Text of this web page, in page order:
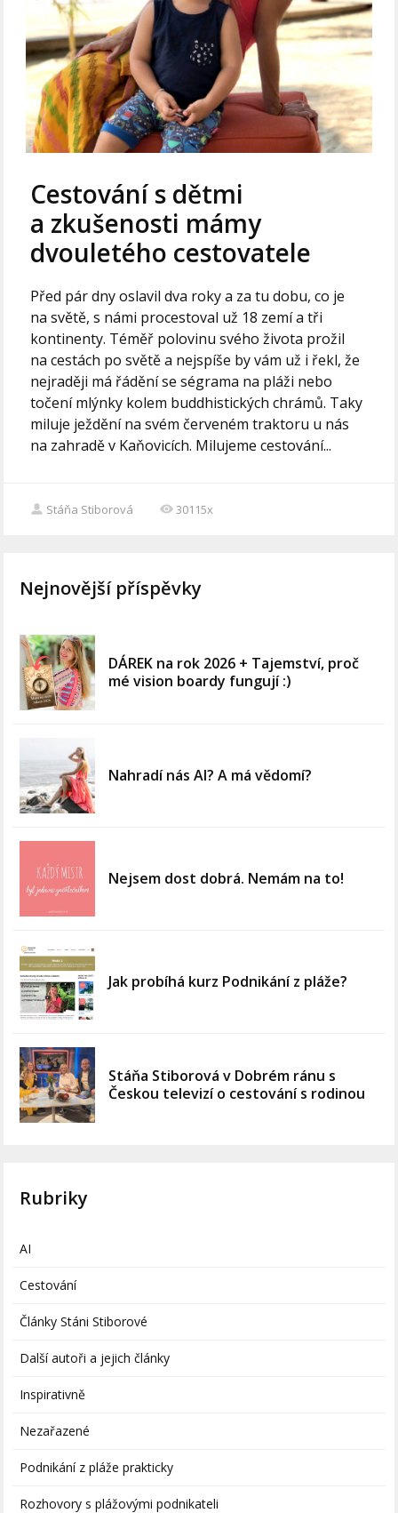
Cestování s dětmi
a zkušenosti mámy
dvouletého cestovatele
Před pár dny oslavil dva roky a za tu dobu, co je
na světě, s námi procestoval už 18 zemí a tři
kontinenty. Téměř polovinu svého života prožil
na cestách po světě a nejspíše by vám už i řekl, že
nejraději má řádění se ségrama na pláži nebo
točení mlýnky kolem buddhistických chrámů. Taky
miluje ježdění na svém červeném traktoru u nás
na zahradě v Kaňovicích. Milujeme cestování...
Stáňa Stiborová 30115x
Nejnovější příspěvky
DÁREK na rok 2026 + Tajemství, proč
mé vision boardy fungují :)
Nahradí nás AI? A má vědomí?
Nejsem dost dobrá. Nemám na to!
Jak probíhá kurz Podnikání z pláže?
Stáňa Stiborová v Dobrém ránu s
Českou televizí o cestování s rodinou
Rubriky
AI
Cestování
Články Stáni Stiborové
Další autoři a jejich články
Inspirativně
Nezařazené
Podnikání z pláže prakticky
Rozhovory s plážovými podnikateli